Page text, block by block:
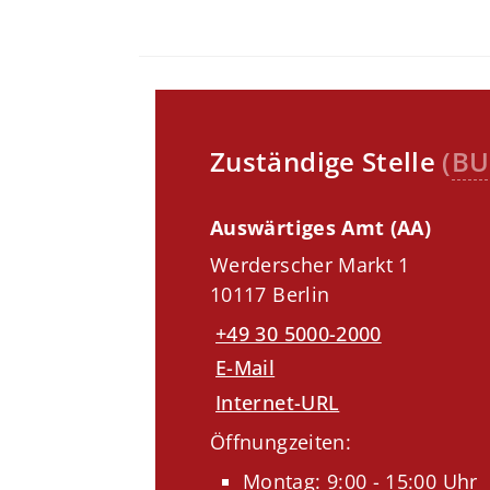
Zuständige Stelle (
Auswärtiges Amt (AA)
Werderscher Markt 1
10117 Berlin
+49 30 5000-2000
E-Mail
Internet-URL
Öffnungzeiten:
Montag: 9:00 - 15:00 Uhr